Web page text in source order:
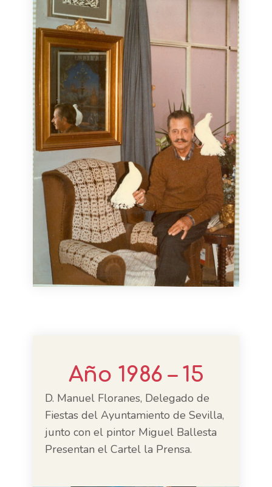
Año 1986 – 15
D. Manuel Floranes, Delegado de
Fiestas del Ayuntamiento de Sevilla,
junto con el pintor Miguel Ballesta
Presentan el Cartel la Prensa.